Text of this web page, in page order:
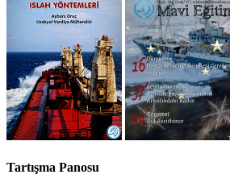
Tartışma Panosu